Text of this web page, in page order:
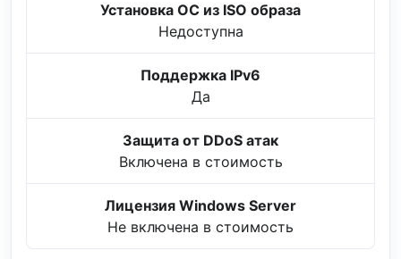
Установка ОС из ISO образа
Недоступна
Поддержка IPv6
Да
Защита от DDoS атак
Включена в стоимость
Лицензия Windows Server
Не включена в стоимость